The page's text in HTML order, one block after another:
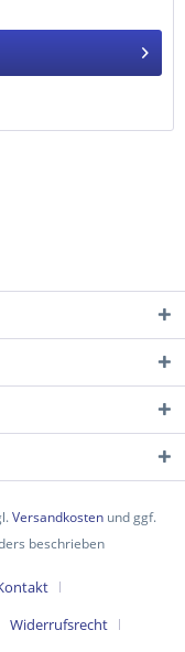
Versandkosten und ggf.
beschrieben
Widerrufsrecht